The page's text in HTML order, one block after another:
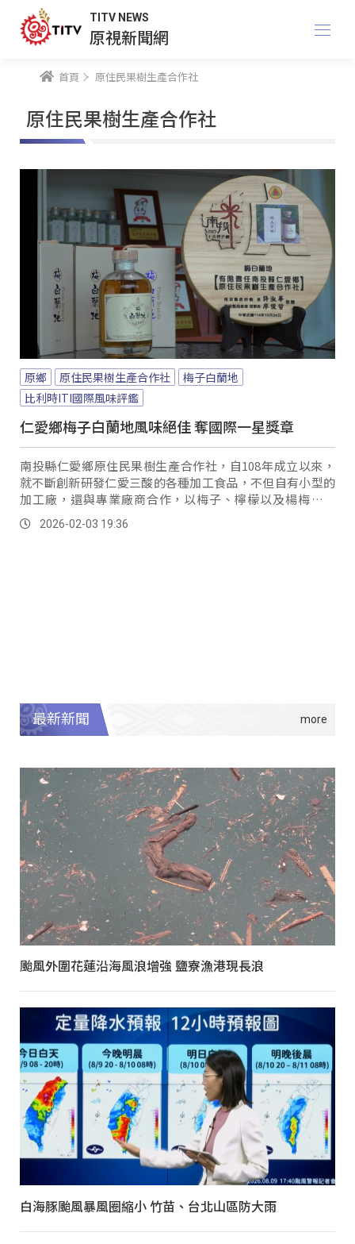
TITV NEWS
原視新聞網
首頁 原住民果樹生產合作社
原住民果樹生產合作社
原鄉 原住民果樹生產合作社
梅子白蘭地
比利時ITI國際風味評鑑
仁愛鄉梅子白蘭地風味絕佳 奪國際一星獎章
南投縣仁愛鄉原住民果樹生產合作社，自108年成立以來，
就不斷創新研發仁愛三酸的各種加工食品，不但自有小型的
加工廠，還與專業廠商合作，以梅子、檸檬以及楊梅等作
物，研發各種酒類產品，在全國百大以及南投十大伴手禮
中，都榜上有名。
2026-02-03 19:36
最新新聞
颱風外圍花蓮沿海風浪增強 鹽寮漁港現長浪
白海豚颱風暴風圈縮小 竹苗、台北山區防大雨